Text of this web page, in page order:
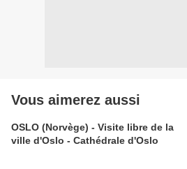
Vous aimerez aussi
OSLO (Norvège) - Visite libre de la
ville d'Oslo - Cathédrale d'Oslo